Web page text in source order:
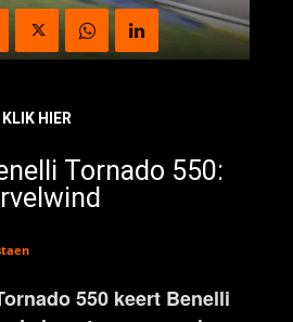
HIER
Tornado 550:
550 keert Benelli